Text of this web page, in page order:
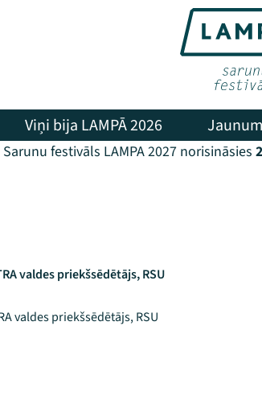
Viņi bija LAMPĀ 2026
Sarunu festivāls LAMPA 2027 norisināsies
valdes priekšsēdētājs, RSU
valdes priekšsēdētājs, RSU